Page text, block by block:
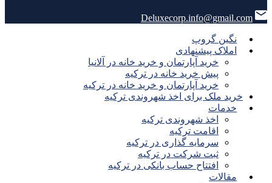
Deluxecorp.info@gmail.com
نگین گروپ
املاک پیشنهادی
خرید آپارتمان و خرید خانه در آلانیا
پیش خرید خانه در ترکیه
خرید آپارتمان و خرید خانه در ترکیه
خرید ملک برای اخذ شهروندی ترکیه
خدمات
اخذ شهروندی ترکیه
اقامت ترکیه
سرمایه گذاری در ترکیه
ثبت شرکت در ترکیه
افتتاح حساب بانکی در ترکیه
مقالات